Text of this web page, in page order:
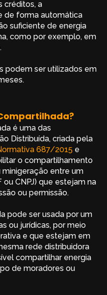
créditos, a
de forma automática
suficiente de energia
como por exemplo, em
podem ser utilizados em
é uma das
Distribuída, criada pela
687/2015 e
o compartilhamento
entre um
CNPJ) que estejam na
ou permissão.
pode ser usada por um
ou jurídicas, por meio
e que estejam em
rede distribuidora
compartilhar energia
de moradores ou